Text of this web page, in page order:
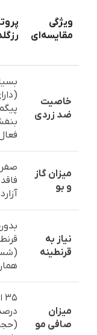
ویژگی
مقایسه‌ای
خاصیت
ضد زردی
میزان گاز
و بو
صفر
نیاز به
قرنطینه
میزان
صافی مو